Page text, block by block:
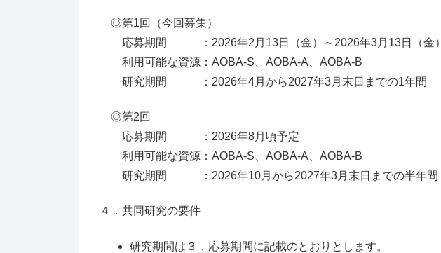
◎第1回（今回募集）
応募期間 ：2026年2月13日（金）～2026年3月13日（金）
利用可能な資源：AOBA-S、AOBA-A、AOBA-B
研究期間 ：2026年4月から2027年3月末日までの1年間
◎第2回
応募期間 ：2026年8月頃予定
利用可能な資源：AOBA-S、AOBA-A、AOBA-B
研究期間 ：2026年10月から2027年3月末日までの半年間
４．共同研究の要件
研究期間は３．応募期間に記載のとおりとします。